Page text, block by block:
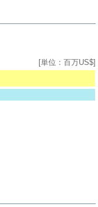
[単位：百万US$]